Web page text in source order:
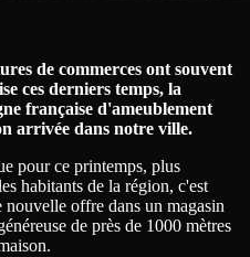
de commerces ont souvent
ces derniers temps, la
française d'ameublement
arrivée dans notre ville.
pour ce printemps, plus
habitants de la région, c'est
offre dans un magasin
de près de 1000 mètres